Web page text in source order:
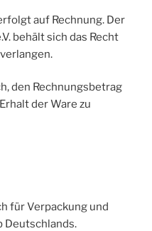
auf Rechnung. Der
behält sich das Recht
den Rechnungsbetrag
der Ware zu
für Verpackung und
Deutschlands.